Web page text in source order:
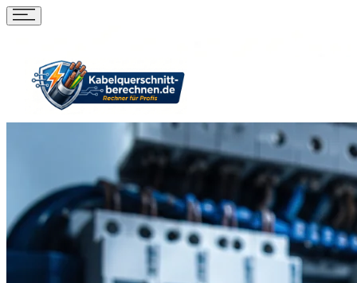
Kabel & Leitungen
Strom, Spannung & Leistung
PhotovoltaikStromkosten & Verbrauch
Tabellen &
Grundlagen
Kabelquerschnitt
Strom
Photovoltaik